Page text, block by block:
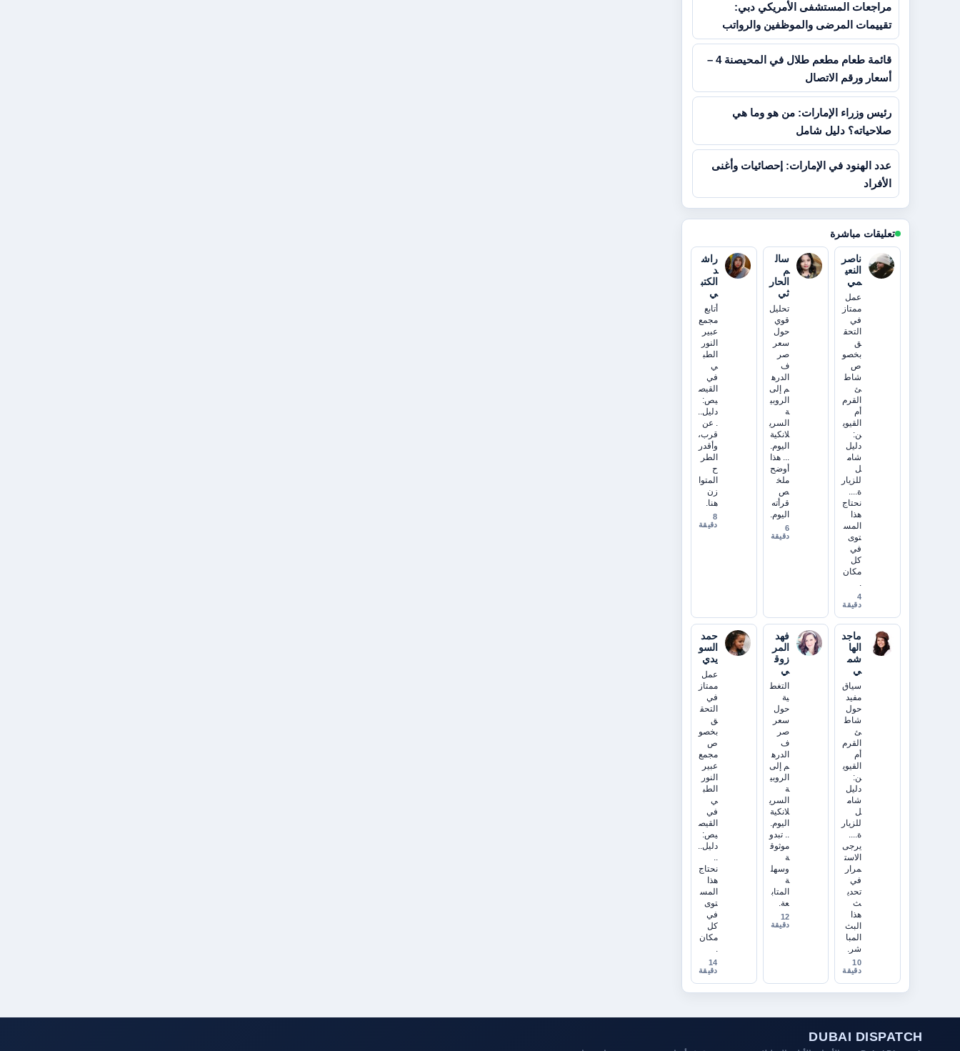
مراجعات المستشفى الأمريكي دبي:
تقييمات المرضى والموظفين والرواتب
قائمة طعام مطعم طلال في المحيصنة 4 –
أسعار ورقم الاتصال
رئيس وزراء الإمارات: من هو وما هي
صلاحياته؟ دليل شامل
عدد الهنود في الإمارات: إحصائيات وأغنى
الأفراد
تعليقات مباشرة
ناصر
النعي
مي
عمل
ممتاز
في
التحق
ق
بخصو
ص
شاط
ئ
القرم
أم
القيوي
ن:
دليل
شام
ل
للزيار
ة....
نحتاج
هذا
المس
توى
في
كل
مكان
.
4
دقيقة
سال
م
الحار
ثي
تحليل
قوي
حول
سعر
صر
ف
الدره
م إلى
الروبي
ة
السري
لانكية
اليوم.
... هذا
أوضح
ملخ
ص
قرأته
اليوم.
6
دقيقة
راش
د
الكتب
ي
أتابع
مجمع
عبير
النور
الطب
ي
في
القيص
يص:
دليل..
. عن
قرب،
وأقدر
الطر
ح
المتوا
زن
هنا.
8
دقيقة
ماجد
الها
شم
ي
سياق
مفيد
حول
شاط
ئ
القرم
أم
القيوي
ن:
دليل
شام
ل
للزيار
ة....
يرجى
الاست
مرار
في
تحدي
ث
هذا
البث
المبا
شر.
10
دقيقة
فهد
المر
زوق
ي
التغط
ية
حول
سعر
صر
ف
الدره
م إلى
الروبي
ة
السري
لانكية
اليوم.
.. تبدو
موثوق
ة
وسهل
ة
المتاب
عة.
12
دقيقة
حمد
السو
يدي
عمل
ممتاز
في
التحق
ق
بخصو
ص
مجمع
عبير
النور
الطب
ي
في
القيص
يص:
دليل..
..
نحتاج
هذا
المس
توى
في
كل
مكان
.
14
دقيقة
DUBAI DISPATCH